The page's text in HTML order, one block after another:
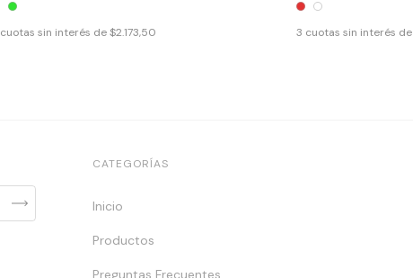
cuotas sin interés de$2.173,50 3 cuotas sin interés de
CATEGORÍAS
Inicio
Productos
Preguntas Frecuentes